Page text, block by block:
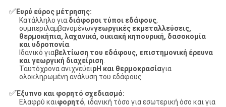
✅ Ευρύ εύρος μέτρησης:
Κατάλληλο για:διάφοροι τύποι εδάφους,
συμπεριλαμβανομένωνγεωργικές εκμεταλλεύσεις,
θερμοκήπια, λαχανικά, οικιακή κηπουρική, δασοκομία
και υδροπονία.
Ιδανικό γιαβελτίωση του εδάφους, επιστημονική έρευνα
και γεωργική διαχείριση.
Ταυτόχρονα ανιχνεύειpH και θερμοκρασίαγια
ολοκληρωμένη ανάλυση του εδάφους
✅Έξυπνο και φορητό σχεδιασμό:
Ελαφρύ καιφορητό, ιδανική τόσο για εσωτερική όσο και για